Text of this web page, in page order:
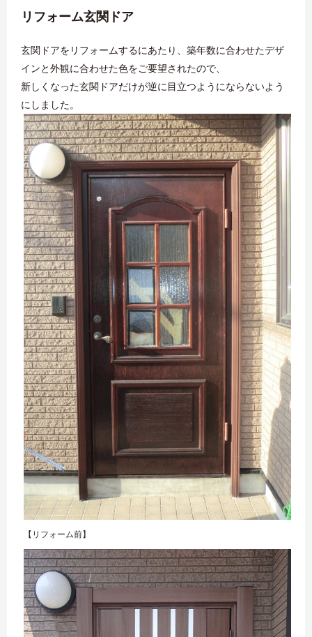
リフォーム玄関ドア
玄関ドアをリフォームするにあたり、築年数に合わせたデザ
インと外観に合わせた色をご要望されたので、
新しくなった玄関ドアだけが逆に目立つようにならないよう
にしました。
【リフォーム前】